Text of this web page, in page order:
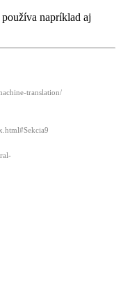
napríklad aj
translation/